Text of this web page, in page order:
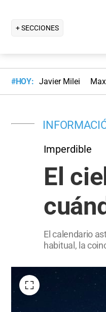
+ SECCIONES
#HOY: Javier Milei
Imperdible
El
El calendario
habitual, la